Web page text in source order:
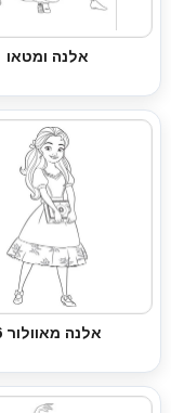
אלנה ומטאו
אלנה מאוולור 6